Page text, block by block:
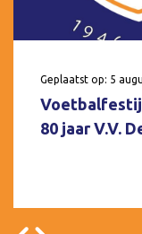
Geplaatst op: 5
80 jaar V.V.